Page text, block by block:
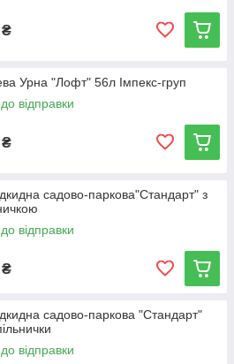
₴
Урна "Лофт" 56л Імпекс-груп
відправки
₴
садово-паркова"Стандарт" з
відправки
₴
садово-паркова "Стандарт"
відправки